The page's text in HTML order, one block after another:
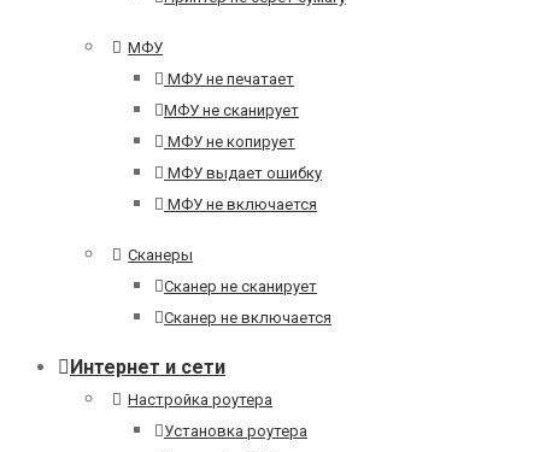
МФУ
МФУ не печатает
МФУ не сканирует
МФУ не копирует
МФУ выдает ошибку
МФУ не включается
Сканеры
Сканер не сканирует
Сканер не включается
Интернет и сети
Настройка роутера
Установка роутера